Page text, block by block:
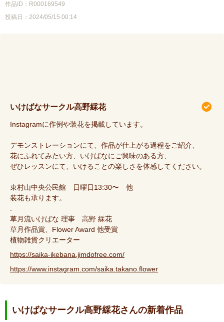
作品ID：R000169549
投稿日：2024/05/15 00:14
いけばなサークル高野綵花
Instagramに作例や装花を掲載しています。
デモンストレーションにて、作品が仕上がる過程をご紹介、
花にふれてみたい方、いけばなにご興味のある方、
ぜひレッスンにて、いけることの楽しさを体感してください。
東村山中央公民館 日曜日13:30〜 他
装花も承ります。
草月流いけばな 理事 高野 綵花
草月作品賞、Flower Award 他受賞
植物雑貨クリエーター
https://saika-ikebana.jimdofree.com/
https://www.instagram.com/saika.takano.flower
いけばなサークル高野綵花さんの新着作品